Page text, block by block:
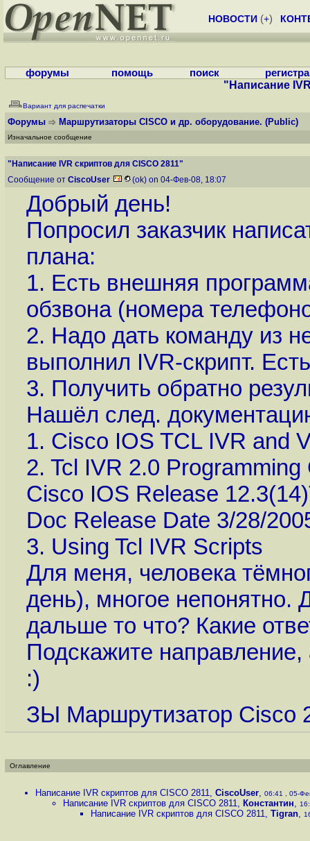
НОВОСТИ (+)
форумы помощь поиск
"Написание
Вариант для распечатки
Форумы Маршрутизаторы CISCO и др. оборудование. (Public)
Изначальное сообщение
"Написание IVR скриптов для CISCO 2811"
Сообщение от CiscoUser (ok) on 04-Фев-08, 18:07
Добрый день!
Попросил заказчик
плана:
1. Есть внешняя
обзвона (номера
2. Надо дать команду из
выполнил IVR-скрипт.
3. Получить обратно
Нашёл след.
1. Cisco IOS TCL IVR and
2. Tcl IVR 2.0 Programming
Cisco IOS Release
Doc Release Date 3/28/
3. Using Tcl IVR Scripts
Для меня, человека
день), многое непонятно.
дальше то что? Какие
Подскажите
:)
ЗЫ Маршрутизатор Cisco
Оглавление
Написание IVR скриптов для CISCO 2811, CiscoUser, 06:41 , 05-
Написание IVR скриптов для CISCO 2811, Константин,
Написание IVR скриптов для CISCO 2811, Tigran,